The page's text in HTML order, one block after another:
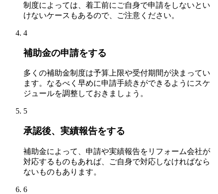
制度によっては、着工前にご自身で申請をしないとい
けないケースもあるので、ご注意ください。
4
補助金の申請をする
多くの補助金制度は予算上限や受付期間が決まってい
ます。なるべく早めに申請手続きができるようにスケ
ジュールを調整しておきましょう。
5
承認後、実績報告をする
補助金によって、申請や実績報告をリフォーム会社が
対応するものもあれば、ご自身で対応しなければなら
ないものもあります。
6